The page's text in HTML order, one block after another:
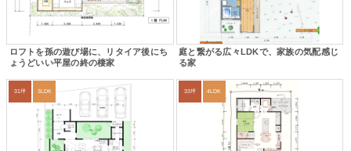
ロフトを孫の遊び場に、リタイア後にち
ょうどいい平屋の終の棲家
庭と繋がる広々LDKで、家族の気配感じ
る家
31坪 3LDK 33坪 4LDK